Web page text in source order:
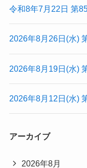
令和8年7月22日 第
2026年8月26日(水)
2026年8月19日(水)
2026年8月12日(水)
アーカイブ
2026年8月